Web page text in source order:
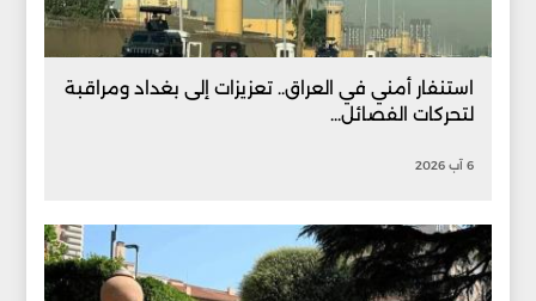
استنفار أمني في العراق.. تعزيزات إلى بغداد ومراقبة
لتحركات الفصائل...
6 آب 2026